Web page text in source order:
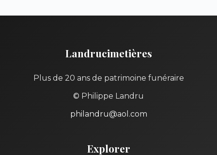
Landrucimetières
Plus de 20 ans de patrimoine funéraire
© Philippe Landru
philandru@aol.com
Explorer